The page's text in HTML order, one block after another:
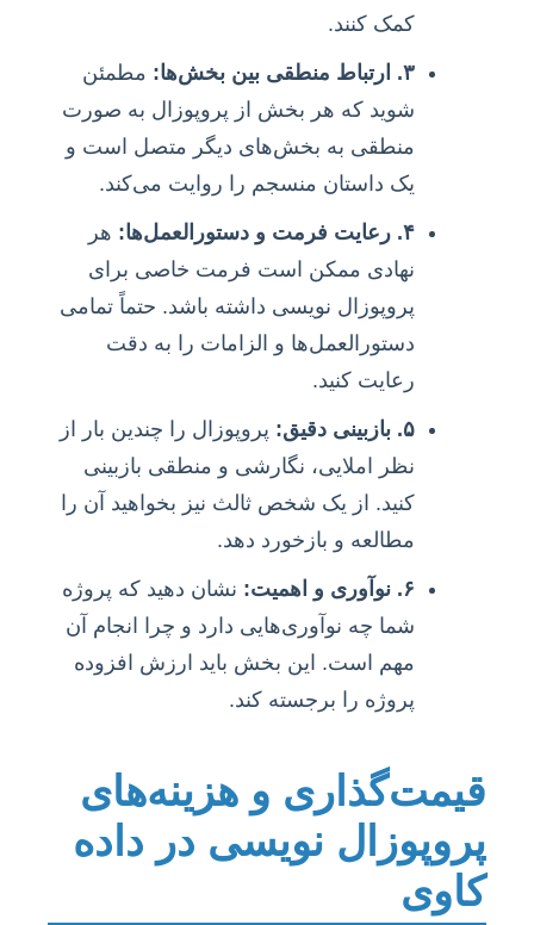
کمک کنند.
۳. ارتباط منطقی بین بخش‌ها:
مطمئن
شوید که هر بخش از پروپوزال به صورت
منطقی به بخش‌های دیگر متصل است و
یک داستان منسجم را روایت می‌کند.
۴. رعایت فرمت و دستورالعمل‌ها:
هر
نهادی ممکن است فرمت خاصی برای
پروپوزال نویسی داشته باشد. حتماً تمامی
دستورالعمل‌ها و الزامات را به دقت
رعایت کنید.
۵. بازبینی دقیق:
پروپوزال را چندین بار از
نظر املایی، نگارشی و منطقی بازبینی
کنید. از یک شخص ثالث نیز بخواهید آن را
مطالعه و بازخورد دهد.
۶. نوآوری و اهمیت:
نشان دهید که پروژه
شما چه نوآوری‌هایی دارد و چرا انجام آن
مهم است. این بخش باید ارزش افزوده
پروژه را برجسته کند.
قیمت‌گذاری و هزینه‌های
پروپوزال نویسی در داده
کاوی